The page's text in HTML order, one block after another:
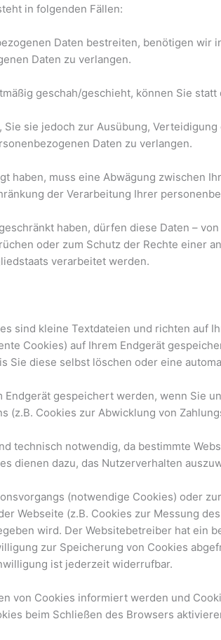
in folgenden Fällen:
Daten bestreiten, benötigen wir
Daten zu verlangen.
geschah/geschieht, können Sie
sie jedoch zur Ausübung,
Daten zu verlangen.
haben, muss eine Abwägung
der Verarbeitung Ihrer
haben, dürfen diese Daten –
oder zum Schutz der Rechte
verarbeitet werden.
sind kleine Textdateien und richten
Cookies) auf Ihrem Endgerät
Sie diese selbst löschen oder eine
gespeichert werden, wenn Sie
Cookies zur Abwicklung von
technisch notwendig, da bestimmte
dienen dazu, das Nutzerverhalten
(notwendige Cookies) oder
Webseite (z.B. Cookies zur Messung
wird. Der Websitebetreiber hat
zur Speicherung von Cookies
ist jederzeit widerrufbar.
von Cookies informiert werden und
beim Schließen des Browsers